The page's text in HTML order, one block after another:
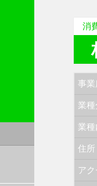
消
事業
業
業
住所
ア